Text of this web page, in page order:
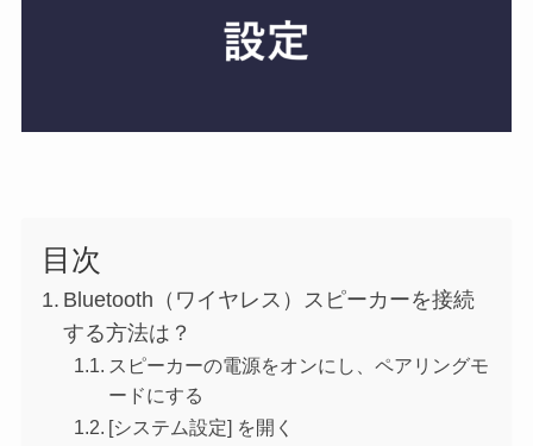
目次
Bluetooth（ワイヤレス）スピーカーを接続
する方法は？
スピーカーの電源をオンにし、ペアリングモ
ードにする
[システム設定] を開く